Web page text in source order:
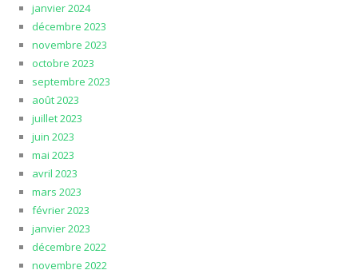
janvier 2024
décembre 2023
novembre 2023
octobre 2023
septembre 2023
août 2023
juillet 2023
juin 2023
mai 2023
avril 2023
mars 2023
février 2023
janvier 2023
décembre 2022
novembre 2022